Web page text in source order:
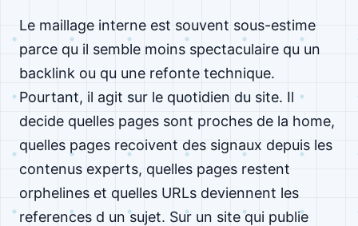
Le maillage interne est souvent sous-estime
parce qu il semble moins spectaculaire qu un
backlink ou qu une refonte technique.
Pourtant, il agit sur le quotidien du site. Il
decide quelles pages sont proches de la home,
quelles pages recoivent des signaux depuis les
contenus experts, quelles pages restent
orphelines et quelles URLs deviennent les
references d un sujet. Sur un site qui publie